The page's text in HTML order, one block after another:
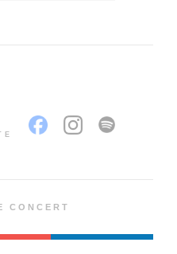
CONCERT